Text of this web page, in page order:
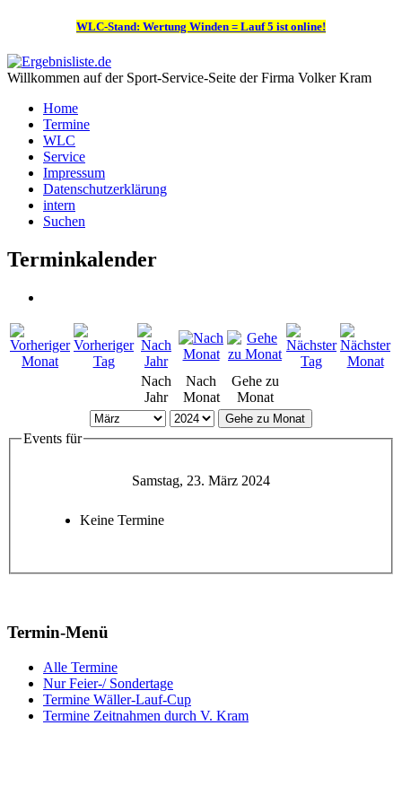
WLC-Stand: Wertung Winden = Lauf 5 ist online!
Willkommen auf der Sport-Service-Seite der Firma Volker Kram
Home
Termine
WLC
Service
Impressum
Datenschutzerklärung
intern
Suchen
Terminkalender
Nach
Jahr
Nach
Monat
Gehe zu
Monat
Gehe zu Monat
Events für
Samstag, 23. März 2024
Keine Termine
Termin-Menü
Alle Termine
Nur Feier-/ Sondertage
Termine Wäller-Lauf-Cup
Termine Zeitnahmen durch V. Kram